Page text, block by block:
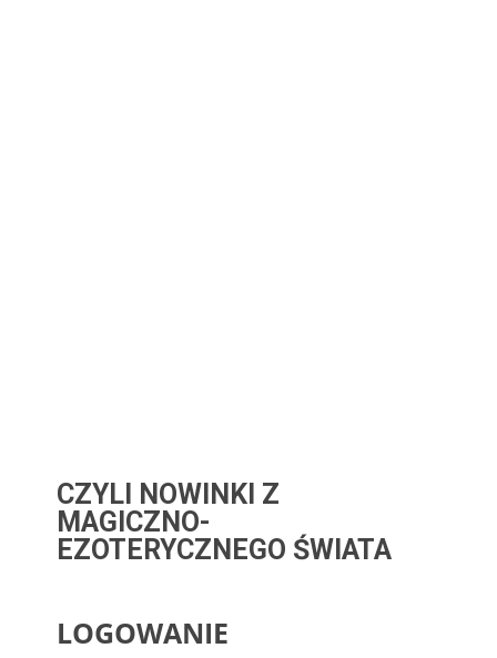
CZYLI NOWINKI Z
MAGICZNO-
EZOTERYCZNEGO ŚWIATA
LOGOWANIE